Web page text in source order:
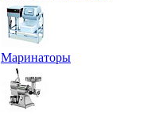
Маринаторы